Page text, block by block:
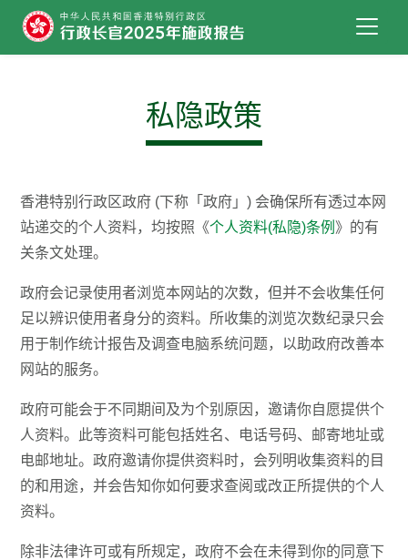
私隐政策
香港特别行政区政府 (下称「政府」) 会确保所有透过本网
站递交的个人资料，均按照《个人资料(私隐)条例 》的有
关条文处理。
政府会记录使用者浏览本网站的次数，但并不会收集任何
足以辨识使用者身分的资料。所收集的浏览次数纪录只会
用于制作统计报告及调查电脑系统问题，以助政府改善本
网站的服务。
政府可能会于不同期间及为个别原因，邀请你自愿提供个
人资料。此等资料可能包括姓名、电话号码、邮寄地址或
电邮地址。政府邀请你提供资料时，会列明收集资料的目
的和用途，并会告知你如何要求查阅或改正所提供的个人
资料。
除非法律许可或有所规定，政府不会在未得到你的同意下